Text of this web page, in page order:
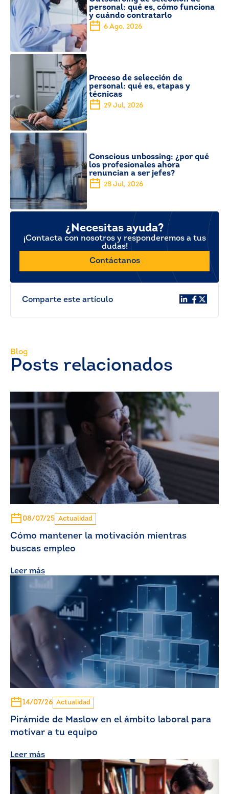
personal: qué es, cómo funciona
y cuándo contratarlo
6 Ago, 2026
Proceso de selección de
personal: qué es, etapas y
técnicas
29 Jul, 2026
Conscious unbossing: ¿por qué
los profesionales ahora
renuncian a ser jefes?
28 Jul, 2026
¿Necesitas ayuda?
¡Contacta con nosotros y responderemos a tus
dudas!
Contáctanos
Comparte este artículo
Blog
Posts relacionados
08/07/25 Actualidad
Cómo mantener la motivación mientras
buscas empleo
Leer más
14/07/26 Actualidad
Pirámide de Maslow en el ámbito laboral para
motivar a tu equipo
Leer más